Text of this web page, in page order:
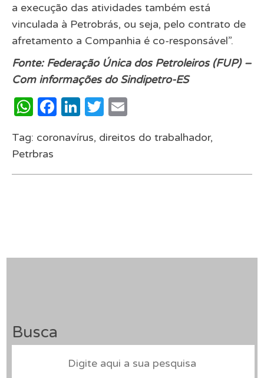
a execução das atividades também está
vinculada à Petrobrás, ou seja, pelo contrato de
afretamento a Companhia é co-responsável”.
Fonte: Federação Única dos Petroleiros (FUP) –
Com informações do Sindipetro-ES
WhatsApp
Facebook
LinkedIn
Twitter
Tag: coronavírus, direitos do trabalhador,
Petrbras
Busca